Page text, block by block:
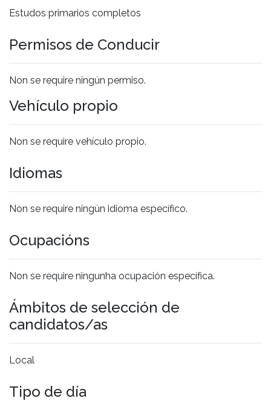
Estudos primarios completos
Permisos de Conducir
Non se require ningún permiso.
Vehículo propio
Non se require vehículo propio.
Idiomas
Non se require ningún idioma específico.
Ocupacións
Non se require ningunha ocupación específica.
Ámbitos de selección de
candidatos/as
Local
Tipo de día